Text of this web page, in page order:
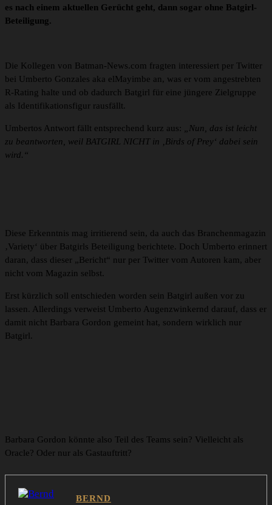
es nach einem aktuellen Gerücht geht, dann sogar ohne Batgirl-
Beteiligung.
Die Kollegen von Batman-News.com fragten interessiert per Twitter
bei Umberto Gonzales aka elMayimbe an, was er vom angestrebten
R-Rating halte und ob dadurch Batgirl für eine jüngere Zielgruppe
als Identifikationsfigur rausfällt.
Umbertos Antwort fällt entsprechend kurz aus: „Nun, das ist leicht
zu beantworten, weil BATGIRL NICHT in ‚Birds of Prey‘ dabei sein
wird.“
Diese Erkenntnis mag irritierend sein, da auch das Branchenmagazin
‚Variety‘ über Batgirls Beteiligung berichtete. Doch Umberto erinnert
daran, dass dieser „Bericht“ nur per Twitter vom Autoren kam, aber
nicht vom Magazin selbst.
Erst kürzlich soll entschieden worden sein Batgirl außen vor zu
lassen. Allerdings verweist Umberto Augenzwinkernd darauf, dass er
damit nicht Barbara Gordon gemeint hat, sondern wirklich nur
Batgirl.
Barbara Gordon könnte also Teil des Teams sein? Vielleicht als
Oracle? Oder nur als Gastauftritt?
BERND